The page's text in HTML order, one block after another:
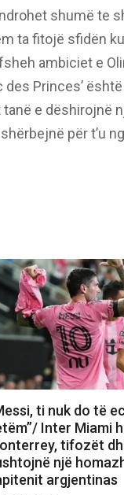
shumë te
ta fitojë sfidën
ambiciet e
des Princes’
e dëshirojnë
për t’u
ti nuk do të
Inter Miami
tifozët
një
argjentinas